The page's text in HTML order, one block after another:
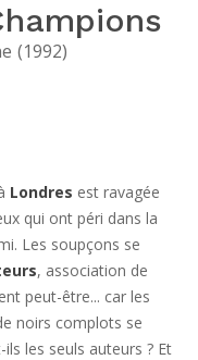
(1992)
Londres est ravagée
qui ont péri dans la
Les soupçons se
, association de
peut-être... car les
noirs complots se
les seuls auteurs ? Et